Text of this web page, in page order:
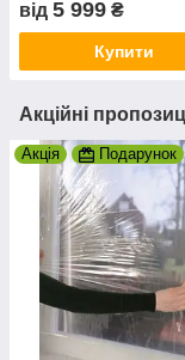
від 5 999 ₴
Купити
Акційні
Акція Подарунок